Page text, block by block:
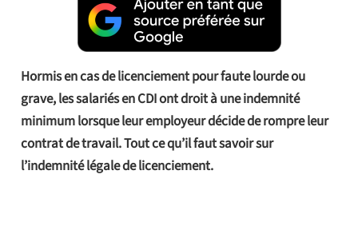
Hormis en cas de licenciement pour faute lourde ou
grave, les salariés en CDI ont droit à une indemnité
minimum lorsque leur employeur décide de rompre leur
contrat de travail. Tout ce qu’il faut savoir sur
l’indemnité légale de licenciement.